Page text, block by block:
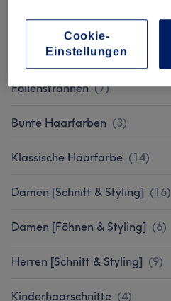
Balayage (4)
Babylights (7)
Foliensträhnen (7)
Bunte Haarfarben (3)
Klassische Haarfarbe (14)
Damen [Schnitt & Styling] (16)
Damen [Föhnen & Styling] (6)
Herren [Schnitt & Styling] (9)
Kinderhaarschnitte (4)
Cookie-
Einstellungen